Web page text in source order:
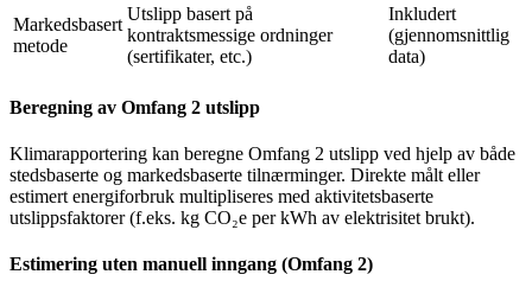
Markedsbasert
metode
Utslipp basert på
kontraktsmessige ordninger
(sertifikater, etc.)
Inkludert
(gjennomsnittlig
data)
Beregning av Omfang 2 utslipp
Klimarapportering kan beregne Omfang 2 utslipp ved hjelp av både
stedsbaserte og markedsbaserte tilnærminger. Direkte målt eller
estimert energiforbruk multipliseres med aktivitetsbaserte
utslippsfaktorer (f.eks. kg CO₂e per kWh av elektrisitet brukt).
Estimering uten manuell inngang (Omfang 2)